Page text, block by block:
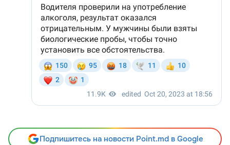
Подпишитесь на новости Point.md в Google